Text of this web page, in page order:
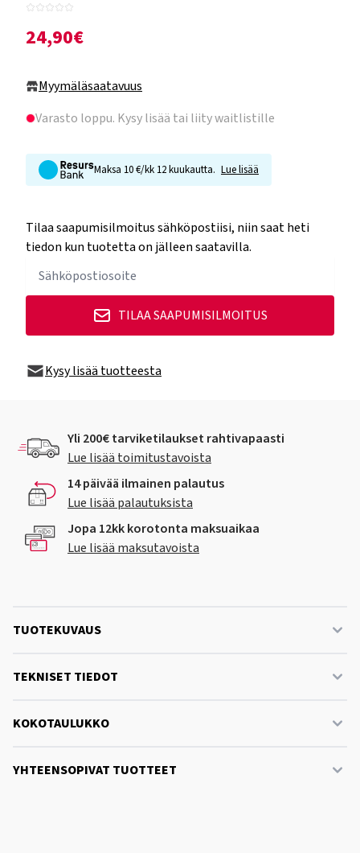
24,90€
Myymäläsaatavuus
Varasto loppu. Kysy lisää tai liity waitlistille
Maksa 10 €/kk 12 kuukautta. Lue lisää
Tilaa saapumisilmoitus sähköpostiisi, niin saat heti
tiedon kun tuotetta on jälleen saatavilla.
TILAA SAAPUMISILMOITUS
Kysy lisää tuotteesta
Yli 200€ tarviketilaukset rahtivapaasti
Lue lisää toimitustavoista
14 päivää ilmainen palautus
Lue lisää palautuksista
Jopa 12kk korotonta maksuaikaa
Lue lisää maksutavoista
TUOTEKUVAUS
TEKNISET TIEDOT
KOKOTAULUKKO
YHTEENSOPIVAT TUOTTEET